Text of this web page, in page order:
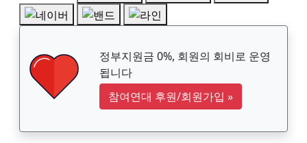
정부지원금 0%, 회원의 회비로 운영
됩니다
참여연대 후원/회원가입 »